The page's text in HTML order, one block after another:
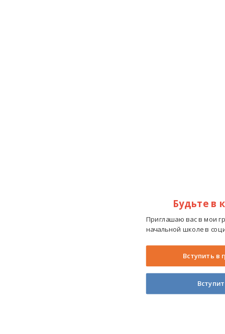
Будьте в
Приглашаю вас в мои
начальной школе в
Вступить в